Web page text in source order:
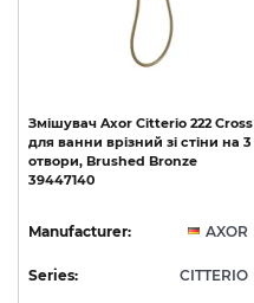
Змішувач Axor Citterio 222 Cross
для ванни врізний зі стіни на 3
отвори, Brushed Bronze
39447140
Manufacturer: AXOR
Series: CITTERIO